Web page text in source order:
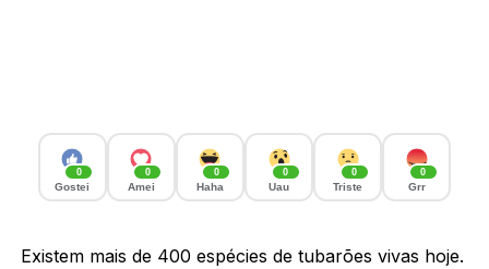
0
Gostei
0
Amei
0
Haha
0
Uau
0
Triste
0
Grr
Existem mais de 400 espécies de tubarões vivas hoje.